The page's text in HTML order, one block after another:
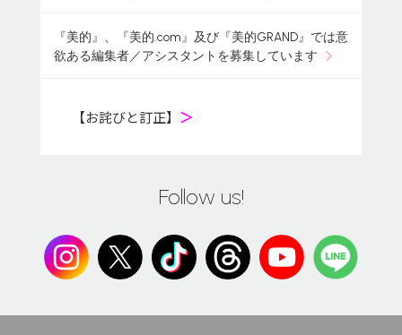
『美的』、『美的.com』及び『美的GRAND』では意
欲ある編集者／アシスタントを募集しています
【お詫びと訂正】 ＞
Follow us!